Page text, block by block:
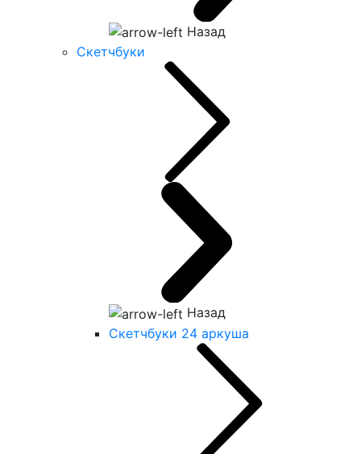
Назад
Скетчбуки
Назад
Скетчбуки 24 аркуша